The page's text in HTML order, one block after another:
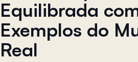
Equilibrada
Exemplos do
Real